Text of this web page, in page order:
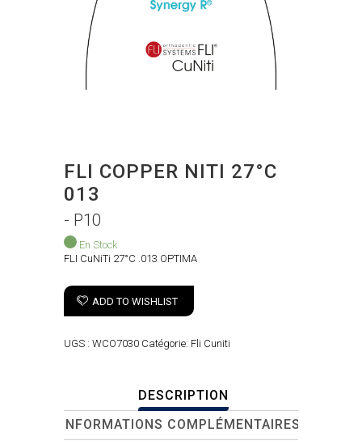
FLI COPPER NITI 27°C
013
- P10
En Stock
FLI CuNiTi 27°C .013 OPTIMA
ADD TO WISHLIST
UGS : WCO7030 Catégorie: Fli Cuniti
DESCRIPTION
INFORMATIONS COMPLÉMENTAIRES